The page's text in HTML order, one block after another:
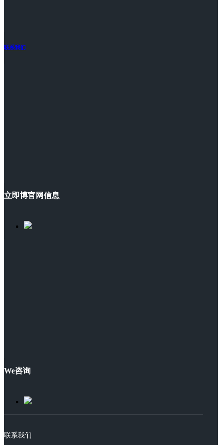
联系我们
立即博官网信息
We咨询
联系我们